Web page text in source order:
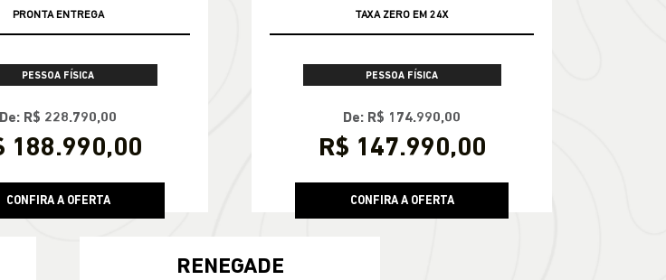
PRONTA ENTREGA
PESSOA FÍSICA
De: R$ 228.790,00
188.990,00
CONFIRA A OFERTA
TAXA ZERO EM 24X
PESSOA FÍSICA
De: R$ 174.990,00
R$ 147.990,00
CONFIRA A OFERTA
RENEGADE